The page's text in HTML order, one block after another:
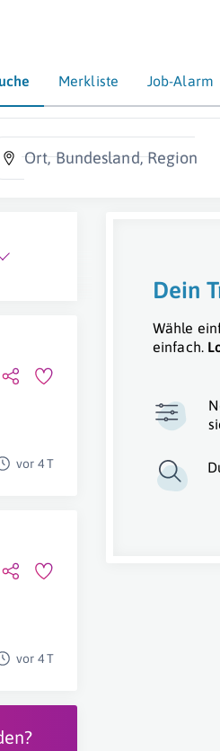
Merkliste Job-Alarm
Ort, Bundesland, Region
vor 4 T
vor 4 T
Dein
Wähle
einfach.